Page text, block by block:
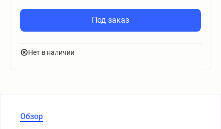
Под заказ
Нет в наличии
Обзор